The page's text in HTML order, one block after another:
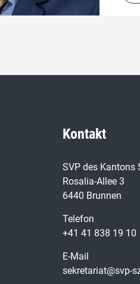
Kontakt
SVP des Kantons
Rosalia-Allee 3
6440 Brunnen
Telefon
+41 41 838 19 10
E-Mail
sekretariat@svp-